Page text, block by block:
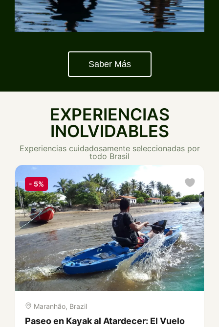
Saber Más
EXPERIENCIAS
INOLVIDABLES
Experiencias cuidadosamente seleccionadas por
todo Brasil
- 5%
Maranhão, Brazil
City Tour en São Luís: Casonas,